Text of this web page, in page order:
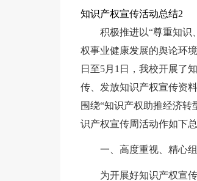
知识产权宣传活动总结2
积极推进以“尊重知识
权事业健康发展的舆论环
日至5月1日，我校开展了
传、发放知识产权宣传资
围绕“知识产权助推经济
识产权宣传周活动作如下总
一、高度重视、精心
为开展好知识产权宣